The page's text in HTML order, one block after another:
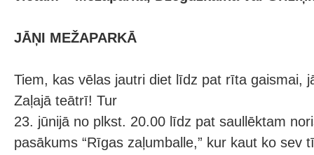
JĀŅI MEŽAPARKĀ
Tiem, kas vēlas jautri diet līdz pat rīta gaismai,
Zaļajā teātrī! Tur
23. jūnijā no plkst. 20.00 līdz pat saullēktam
pasākums “Rīgas zaļumballe,” kur kaut ko sev